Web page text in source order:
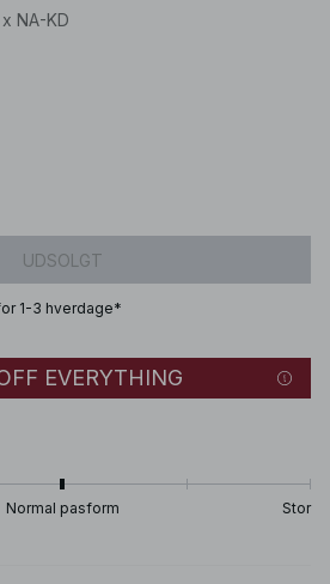
NA-KD
UDSOLGT
1-3 hverdage*
EVERYTHING
Normal pasform Stor